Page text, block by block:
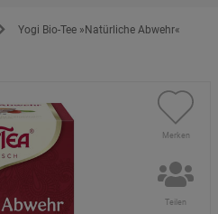
ShopYogi Bio-Tee »Natürliche Abwehr«
Merken
Teilen